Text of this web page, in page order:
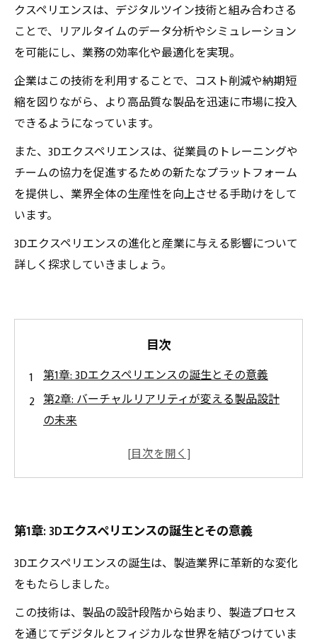
クスペリエンスは、デジタルツイン技術と組み合わさる
ことで、リアルタイムのデータ分析やシミュレーション
を可能にし、業務の効率化や最適化を実現。
企業はこの技術を利用することで、コスト削減や納期短
縮を図りながら、より高品質な製品を迅速に市場に投入
できるようになっています。
また、3Dエクスペリエンスは、従業員のトレーニングや
チームの協力を促進するための新たなプラットフォーム
を提供し、業界全体の生産性を向上させる手助けをして
います。
3Dエクスペリエンスの進化と産業に与える影響について
詳しく探求していきましょう。
目次
第1章: 3Dエクスペリエンスの誕生とその意義
第2章: バーチャルリアリティが変える製品設計
の未来
第3章: 拡張現実が導く製造プロセスの革新
登場
第6章: 組織全体の生産性向上に向けた取り組み
第7章: 3Dエクスペリエンスがもたらす産業革命
の展望
第1章: 3Dエクスペリエンスの誕生とその意義
3Dエクスペリエンスの誕生は、製造業界に革新的な変化
をもたらしました。
この技術は、製品の設計段階から始まり、製造プロセス
を通じてデジタルとフィジカルな世界を結びつけていま